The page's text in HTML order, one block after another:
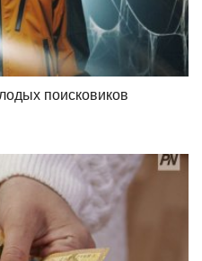
поисковиков